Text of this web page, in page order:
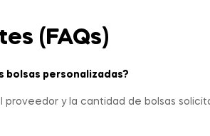
(FAQs)
bolsas personalizadas?
proveedor y la cantidad de bolsas